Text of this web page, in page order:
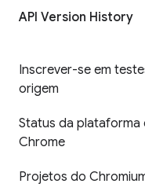
API Version History
Inscrever-se em
origem
Status da plataforma
Chrome
Projetos do